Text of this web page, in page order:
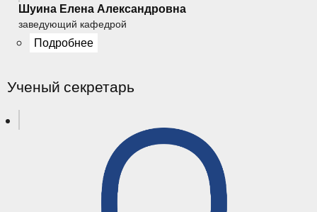
Шуина Елена Александровна
заведующий кафедрой
Подробнее
Ученый секретарь